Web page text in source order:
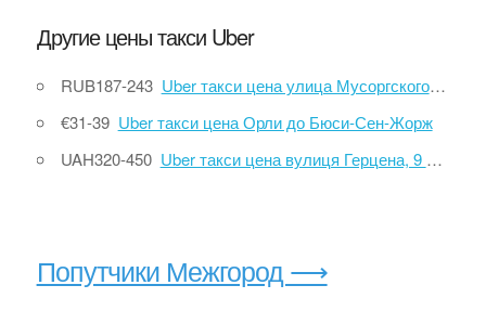
Другие цены такси Uber
RUB187-243 Uber такси цена улица Мусоргского, 6 до улица Красных Партизан, 2
€31-39 Uber такси цена Орли до Бюси-Сен-Жорж
UAH320-450 Uber такси цена вулиця Герцена, 9 до Аэропорт Киев Борисполь
Попутчики Межгород ⟶